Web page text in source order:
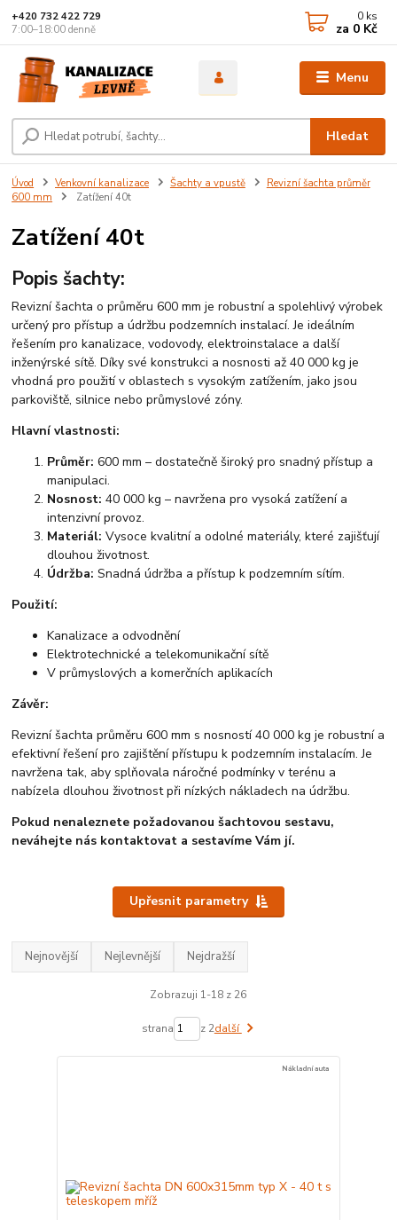
Menu
Hledat
+420 732 422 729
7:00–18:00 denně
0 ks
za 0 Kč
Úvod Venkovní kanalizace Šachty a vpustě
Revizní šachta průměr
600 mm
Zatížení 40t
Zatížení 40t
Popis šachty:
Revizní šachta o průměru 600 mm je robustní a spolehlivý výrobek
určený pro přístup a údržbu podzemních instalací. Je ideálním
řešením pro kanalizace, vodovody, elektroinstalace a další
inženýrské sítě. Díky své konstrukci a nosnosti až 40 000 kg je
vhodná pro použití v oblastech s vysokým zatížením, jako jsou
parkoviště, silnice nebo průmyslové zóny.
Hlavní vlastnosti:
Průměr: 600 mm – dostatečně široký pro snadný přístup a
manipulaci.
Nosnost: 40 000 kg – navržena pro vysoká zatížení a
intenzivní provoz.
Materiál: Vysoce kvalitní a odolné materiály, které zajišťují
dlouhou životnost.
Údržba: Snadná údržba a přístup k podzemním sítím.
Použití:
Kanalizace a odvodnění
Elektrotechnické a telekomunikační sítě
V průmyslových a komerčních aplikacích
Závěr:
Revizní šachta průměru 600 mm s nosností 40 000 kg je robustní a
efektivní řešení pro zajištění přístupu k podzemním instalacím. Je
navržena tak, aby splňovala náročné podmínky v terénu a
nabízela dlouhou životnost při nízkých nákladech na údržbu.
Pokud nenaleznete požadovanou šachtovou sestavu,
neváhejte nás kontaktovat a sestavíme Vám jí.
Upřesnit parametry
Nejnovější Nejlevnější Nejdražší
Zobrazuji 1-18 z 26
strana z 2další
Nákladní auta